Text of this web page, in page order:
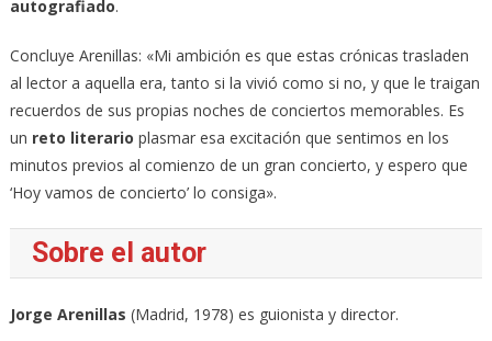
autografiado.
Concluye Arenillas: «Mi ambición es que estas crónicas trasladen
al lector a aquella era, tanto si la vivió como si no, y que le traigan
recuerdos de sus propias noches de conciertos memorables. Es
un reto literario plasmar esa excitación que sentimos en los
minutos previos al comienzo de un gran concierto, y espero que
‘Hoy vamos de concierto’ lo consiga».
Sobre el autor
Jorge Arenillas (Madrid, 1978) es guionista y director.